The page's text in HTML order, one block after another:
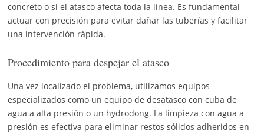
concreto o si el atasco afecta toda la línea. Es fundamental
actuar con precisión para evitar dañar las tuberías y facilitar
una intervención rápida.
Procedimiento para despejar el atasco
Una vez localizado el problema, utilizamos equipos
especializados como un equipo de desatasco con cuba de
agua a alta presión o un hydrodong. La limpieza con agua a
presión es efectiva para eliminar restos sólidos adheridos en